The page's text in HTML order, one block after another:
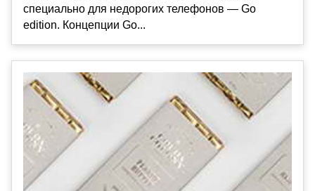
специально для недорогих телефонов — Go
edition. Концепции Go...